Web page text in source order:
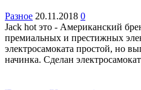
Разное 20.11.2018 0
Jack hot это - Американский
премиальных и престижных
электросамоката простой, но
начинка. Сделан